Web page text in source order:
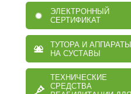
ЭЛЕКТРОННЫЙ
СЕРТИФИКАТ
ТУТОРА И АППАРАТЫ
НА СУСТАВЫ
ТЕХНИЧЕСКИЕ
СРЕДСТВА